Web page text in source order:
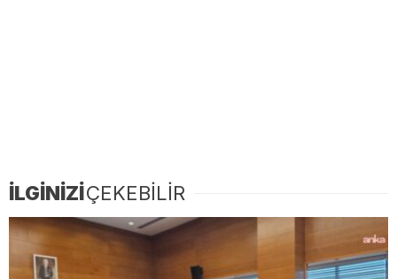
İLGİNİZİÇEKEBİLİR